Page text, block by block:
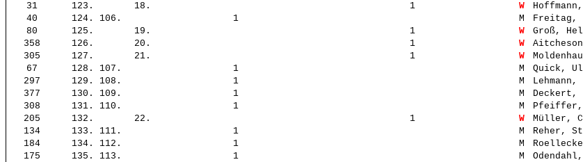
31
123. 18. 1 W
40
124. 106. 1 M Freitag,
80
125. 19. 1 W Groß,
358
126. 20. 1 W
305
127. 21. 1 W
67
128. 107. 1 M Quick,
297
129. 108. 1 M Lehmann,
377
130. 109. 1 M Deckert,
308
131. 110. 1 M
205
132. 22. 1 W Müller,
134
133. 111. 1 M Reher,
184
134. 112. 1 M
175
135. 113. 1 M